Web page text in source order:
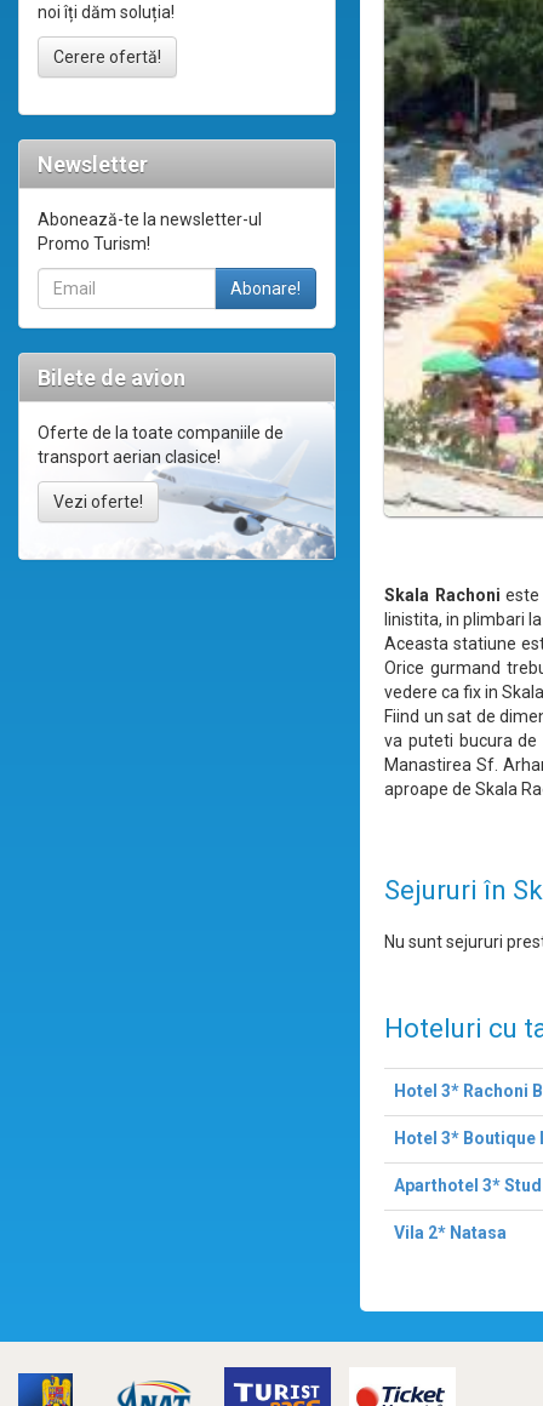
noi îți dăm soluția!
Cerere ofertă!
Newsletter
Abonează-te la newsletter-ul
Promo Turism!
Bilete de avion
Oferte de la toate companiile de
transport aerian clasice!
Vezi oferte!
Skala Rachoni
linistita, in plimbari
Aceasta statiune
Orice gurmand
vedere ca fix in
Fiind un sat de
va puteti bucura
Manastirea Sf.
aproape de Skala
Sejururi în
Nu sunt sejururi
Hoteluri cu
Hotel 3* Rachoni
Hotel 3* Boutique
Aparthotel 3*
Vila 2* Natasa